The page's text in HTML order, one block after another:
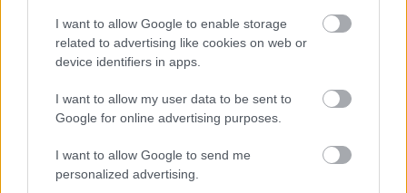
I want to allow Google to enable storage
related to advertising like cookies on web or
device identifiers in apps.
I want to allow my user data to be sent to
Google for online advertising purposes.
I want to allow Google to send me
personalized advertising.